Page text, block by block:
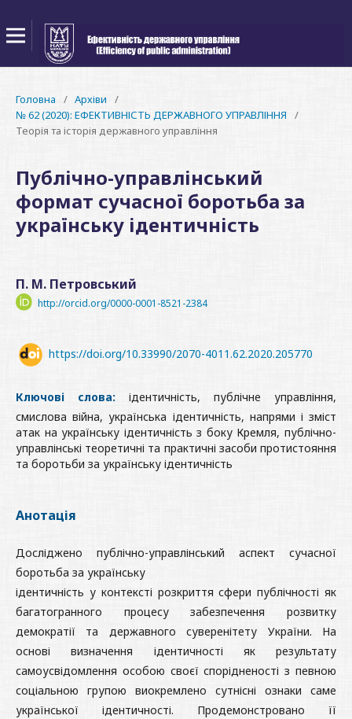
Головна / Архіви
/
№ 62 (2020): ЕФЕКТИВНІСТЬ ДЕРЖАВНОГО УПРАВЛІННЯ
/
Теорія та історія державного управління
Публічно-управлінський
формат сучасної боротьба за
українську ідентичність
П. М. Петровський
http://orcid.org/0000-0001-8521-2384
https://doi.org/10.33990/2070-4011.62.2020.205770
Ключові слова: ідентичність, публічне управління,
смислова війна, українська ідентичність, напрями і зміст
атак на українську ідентичність з боку Кремля, публічно-
управлінські теоретичні та практичні засоби протистояння
та боротьби за українську ідентичність
Анотація
Досліджено публічно-управлінський аспект сучасної
боротьба за українську
ідентичність у контексті розкриття сфери публічності як
багатогранного процесу забезпечення розвитку
демократії та державного суверенітету України. На
основі визначення ідентичності як результату
самоусвідомлення особою своєї спорідненості з певною
соціальною групою виокремлено сутнісні ознаки саме
української ідентичності. Продемонстровано її